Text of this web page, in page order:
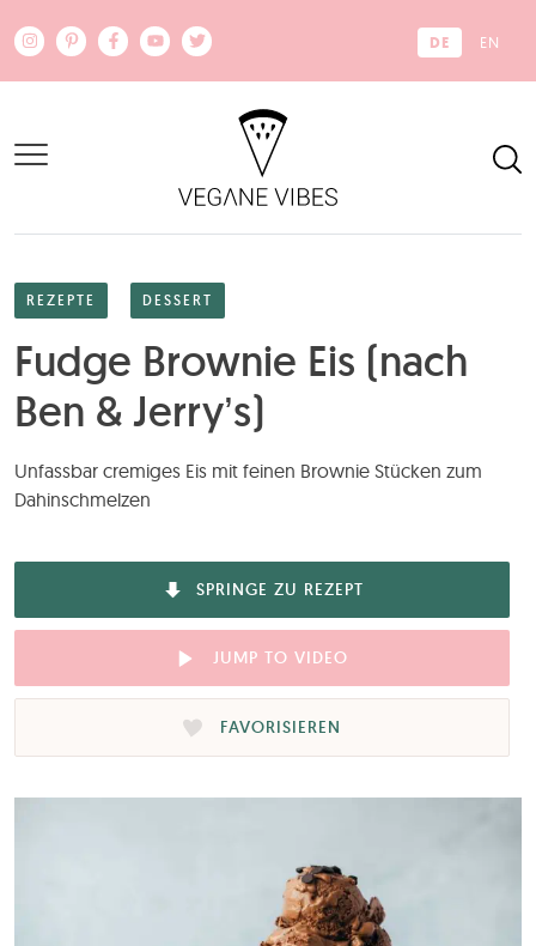
DE EN
REZEPTE DESSERT
Fudge Brownie Eis (nach
Ben & Jerry’s)
Unfassbar cremiges Eis mit feinen Brownie Stücken zum
Dahinschmelzen
SPRINGE ZU REZEPT
JUMP TO VIDEO
FAVORISIEREN